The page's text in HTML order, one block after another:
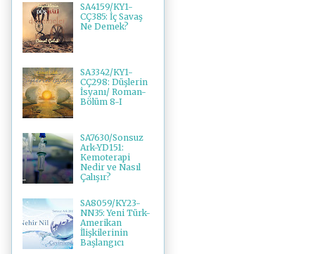
SA4159/KY1-
CÇ385: İç Savaş
Ne Demek?
SA3342/KY1-
CÇ298: Düşlerin
İsyanı/ Roman-
Bölüm 8-I
SA7630/Sonsuz
Ark-YD151:
Kemoterapi
Nedir ve Nasıl
Çalışır?
SA8059/KY23-
NN35: Yeni Türk-
Amerikan
İlişkilerinin
Başlangıcı